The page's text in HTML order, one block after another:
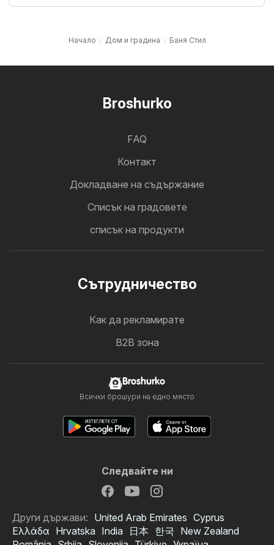
Начало Дом и градина Баня Стил
Broshurko
FAQ
Контакт
Докладване на съдържание
Cписък на градовете
списък на продукти
Cътрудничество
Как да рекламирате
B2B зона
Broshurko
Всички брошури на едно място
Следвайте ни
Други държави: United Arab Emirates Cyprus
Ελλάδα Hrvatska India 日本 한국 New Zealand